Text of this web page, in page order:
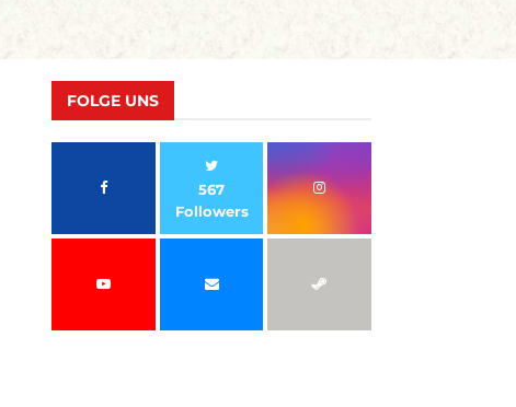
FOLGE UNS
567
Followers